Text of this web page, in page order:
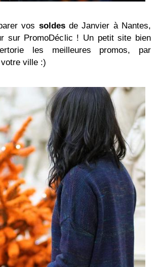
vos soldesde Janvier à Nantes,
sur PromoDéclic ! Un petit site bien
les meilleures promos, par
ville :)